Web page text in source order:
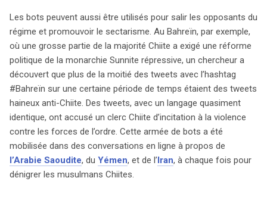
Les bots peuvent aussi être utilisés pour salir les opposants du
régime et promouvoir le sectarisme. Au Bahreïn, par exemple,
où une grosse partie de la majorité Chiite a exigé une réforme
politique de la monarchie Sunnite répressive, un chercheur a
découvert que plus de la moitié des tweets avec l’hashtag
#Bahreïn sur une certaine période de temps étaient des tweets
haineux anti-Chiite. Des tweets, avec un langage quasiment
identique, ont accusé un clerc Chiite d’incitation à la violence
contre les forces de l’ordre. Cette armée de bots a été
mobilisée dans des conversations en ligne à propos de
l’Arabie Saoudite, du Yémen, et de l’Iran, à chaque fois pour
dénigrer les musulmans Chiites.